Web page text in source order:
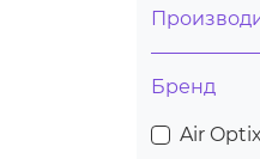
Бренд
Air